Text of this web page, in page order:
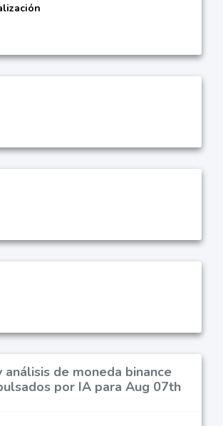
análisis de moneda binance
por IA para Aug 07th